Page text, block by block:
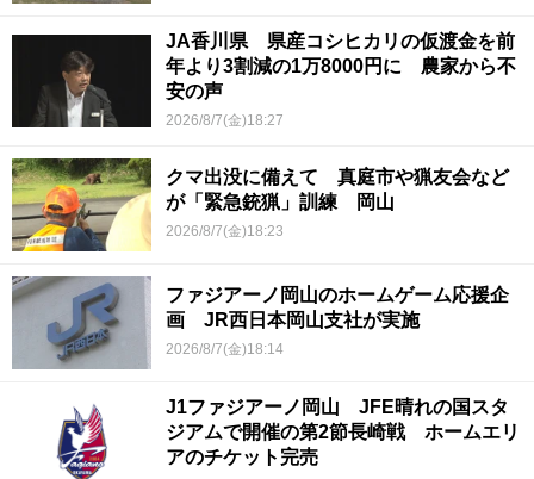
JA香川県 県産コシヒカリの仮渡金を前
年より3割減の1万8000円に 農家から不
安の声
2026/8/7(金)18:27
クマ出没に備えて 真庭市や猟友会など
が「緊急銃猟」訓練 岡山
2026/8/7(金)18:23
ファジアーノ岡山のホームゲーム応援企
画 JR西日本岡山支社が実施
2026/8/7(金)18:14
J1ファジアーノ岡山 JFE晴れの国スタ
ジアムで開催の第2節長崎戦 ホームエリ
アのチケット完売